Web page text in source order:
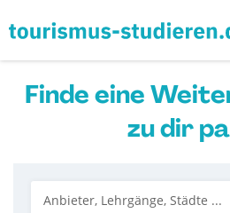
Finde eine
zu dir